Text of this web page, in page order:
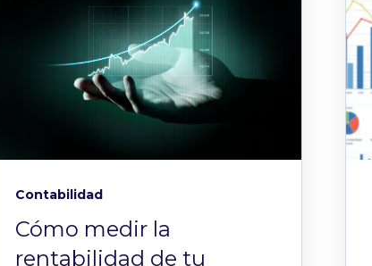
Contabilidad
Cómo medir la
rentabilidad de tu